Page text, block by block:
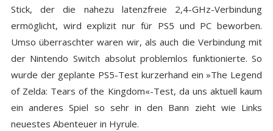
Stick, der die nahezu latenzfreie 2,4-GHz-Verbindung
ermöglicht, wird explizit nur für PS5 und PC beworben.
Umso überraschter waren wir, als auch die Verbindung mit
der Nintendo Switch absolut problemlos funktionierte. So
wurde der geplante PS5-Test kurzerhand ein »The Legend
of Zelda: Tears of the Kingdom«-Test, da uns aktuell kaum
ein anderes Spiel so sehr in den Bann zieht wie Links
neuestes Abenteuer in Hyrule.